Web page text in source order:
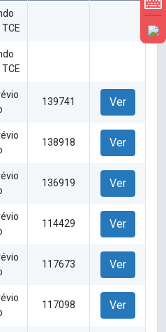
139741 Ver
138918 Ver
136919 Ver
114429 Ver
117673 Ver
117098 Ver